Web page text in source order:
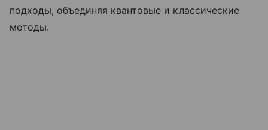
подходы, объединяя квантовые и классические
методы.